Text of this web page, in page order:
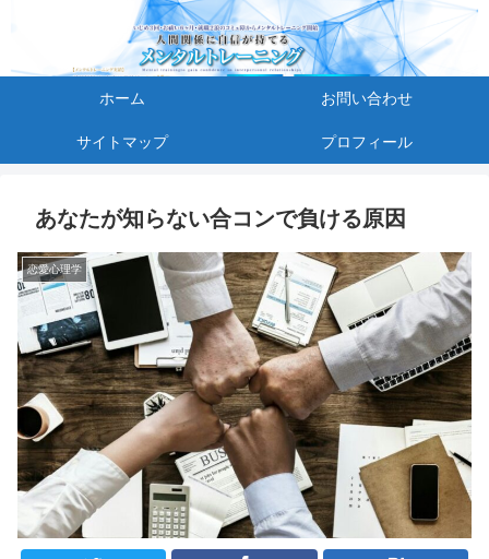
ホーム お問い合わせ
サイトマップ プロフィール
あなたが知らない合コンで負ける原因
恋愛心理学